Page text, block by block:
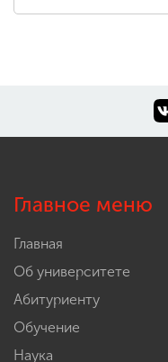
Главное меню
Главная
Об университете
Абитуриенту
Обучение
Наука